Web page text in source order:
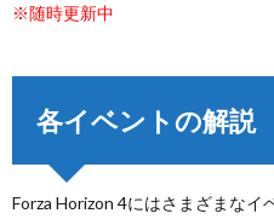
※随時更新中
各イベントの解説
Forza Horizon 4にはさまざまな